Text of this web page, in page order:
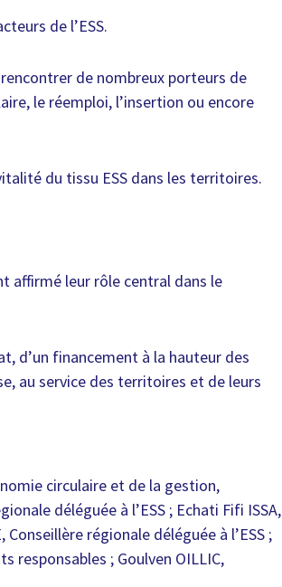
de l’ESS.
de nombreux porteurs de
le réemploi, l’insertion ou encore
du tissu ESS dans les territoires.
affirmé leur rôle central dans le
d’un financement à la hauteur des
au service des territoires et de leurs
circulaire et de la gestion,
déléguée à l’ESS ; Echati Fifi ISSA,
régionale déléguée à l’ESS ;
responsables ; Goulven OILLIC,